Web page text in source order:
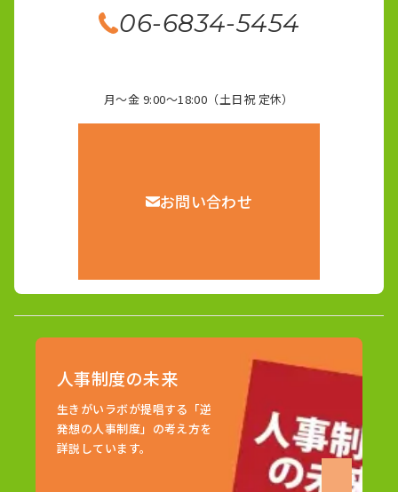
06-6834-5454
月～金 9:00～18:00（土日祝 定休）
お問い合わせ
人事制度の未来
生きがいラボが提唱する「逆
発想の人事制度」の考え方を
詳説しています。